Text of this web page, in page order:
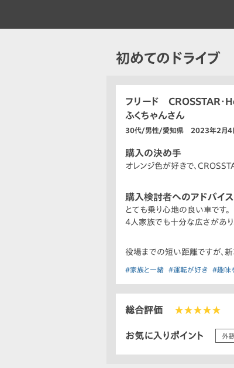
初めてのドライブ
フリード CROSSTAR・
ふくちゃんさん
30代/男性/愛知県 2023年2月4
購入の決め手
オレンジ色が好きで、
購入検討者へのアドバイス
とても乗り心地の良い車です。
4人家族でも十分な広さがあり
役場までの短い距離ですが、
#家族と一緒 #運転が好き #趣味
総合評価 ★★★★★
お気に入りポイント 外